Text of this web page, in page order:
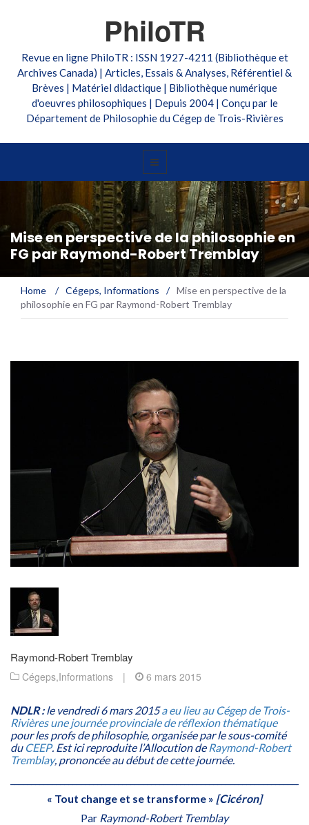
PhiloTR
Revue en ligne PhiloTR : ISSN 1927-4211 (Bibliothèque et
Archives Canada) | Articles, Essais & Analyses, Référentiel &
Brèves | Matériel didactique | Bibliothèque numérique
d'oeuvres philosophiques | Depuis 2004 | Conçu par le
Département de Philosophie du Cégep de Trois-Rivières
Mise en perspective de la philosophie en
FG par Raymond-Robert Tremblay
Home / Cégeps, Informations / Mise en perspective de la
philosophie en FG par Raymond-Robert Tremblay
Raymond-Robert Tremblay
Cégeps,Informations | 6 mars 2015
NDLR :le vendredi 6 mars 2015a eu lieu au Cégep de Trois-
Rivières une journée provinciale de réflexion thématique
pour les profs de philosophie, organisée par le sous-comité
du CEEP. Est ici reproduite l’Allocution de Raymond-Robert
Tremblay, prononcée au début de cette journée.
« Tout change et se transforme » [Cicéron]
Par Raymond-Robert Tremblay